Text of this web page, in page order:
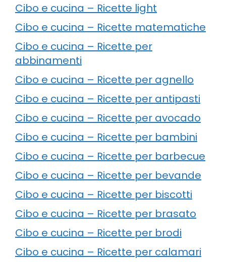
Cibo e cucina – Ricette light
Cibo e cucina – Ricette matematiche
Cibo e cucina – Ricette per
abbinamenti
Cibo e cucina – Ricette per agnello
Cibo e cucina – Ricette per antipasti
Cibo e cucina – Ricette per avocado
Cibo e cucina – Ricette per bambini
Cibo e cucina – Ricette per barbecue
Cibo e cucina – Ricette per bevande
Cibo e cucina – Ricette per biscotti
Cibo e cucina – Ricette per brasato
Cibo e cucina – Ricette per brodi
Cibo e cucina – Ricette per calamari